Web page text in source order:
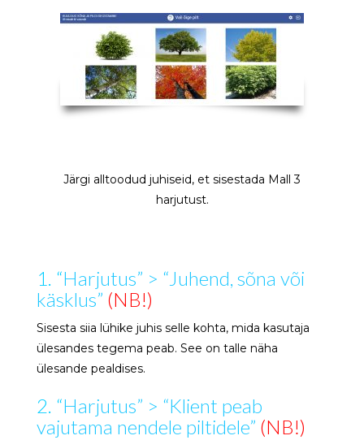
Järgi alltoodud juhiseid, et sisestada Mall 3
harjutust.
1. “Harjutus” > “Juhend, sõna või
käsklus” (NB!)
Sisesta siia lühike juhis selle kohta, mida kasutaja
ülesandes tegema peab. See on talle näha
ülesande pealdises.
2. “Harjutus” > “Klient peab
vajutama nendele piltidele” (NB!)